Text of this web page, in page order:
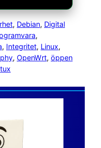
, Debian, Digital
, Integritet, Linux
, OpenWrt, öppen
tux